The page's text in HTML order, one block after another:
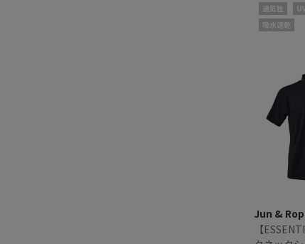
通気性
吸水速乾
Jun &
【